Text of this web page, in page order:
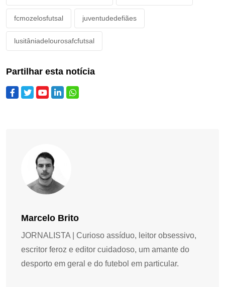
fcmozelosfutsal juventudedefiães
lusitâniadelourosafcfutsal
Partilhar esta notícia
Marcelo Brito
JORNALISTA | Curioso assíduo, leitor obsessivo,
escritor feroz e editor cuidadoso, um amante do
desporto em geral e do futebol em particular.